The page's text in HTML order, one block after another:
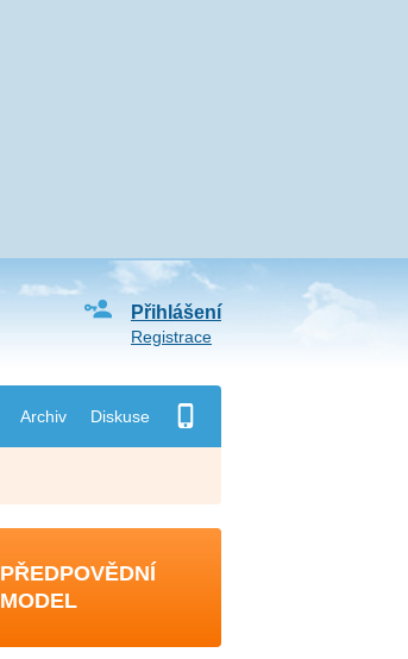
Archiv Diskuse
Přihlášení
Registrace
PŘEDPOVĚDNÍ
MODEL